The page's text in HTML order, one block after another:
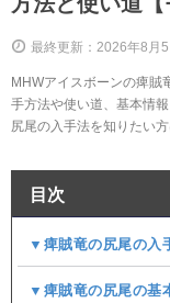
最終更新：2026年8月
MHWアイスボーンの痺賊
手方法や使い道、基本情
尻尾の入手法を知りたい
目次
▼痺賊竜の尻尾の入
▼痺賊竜の尻尾の基